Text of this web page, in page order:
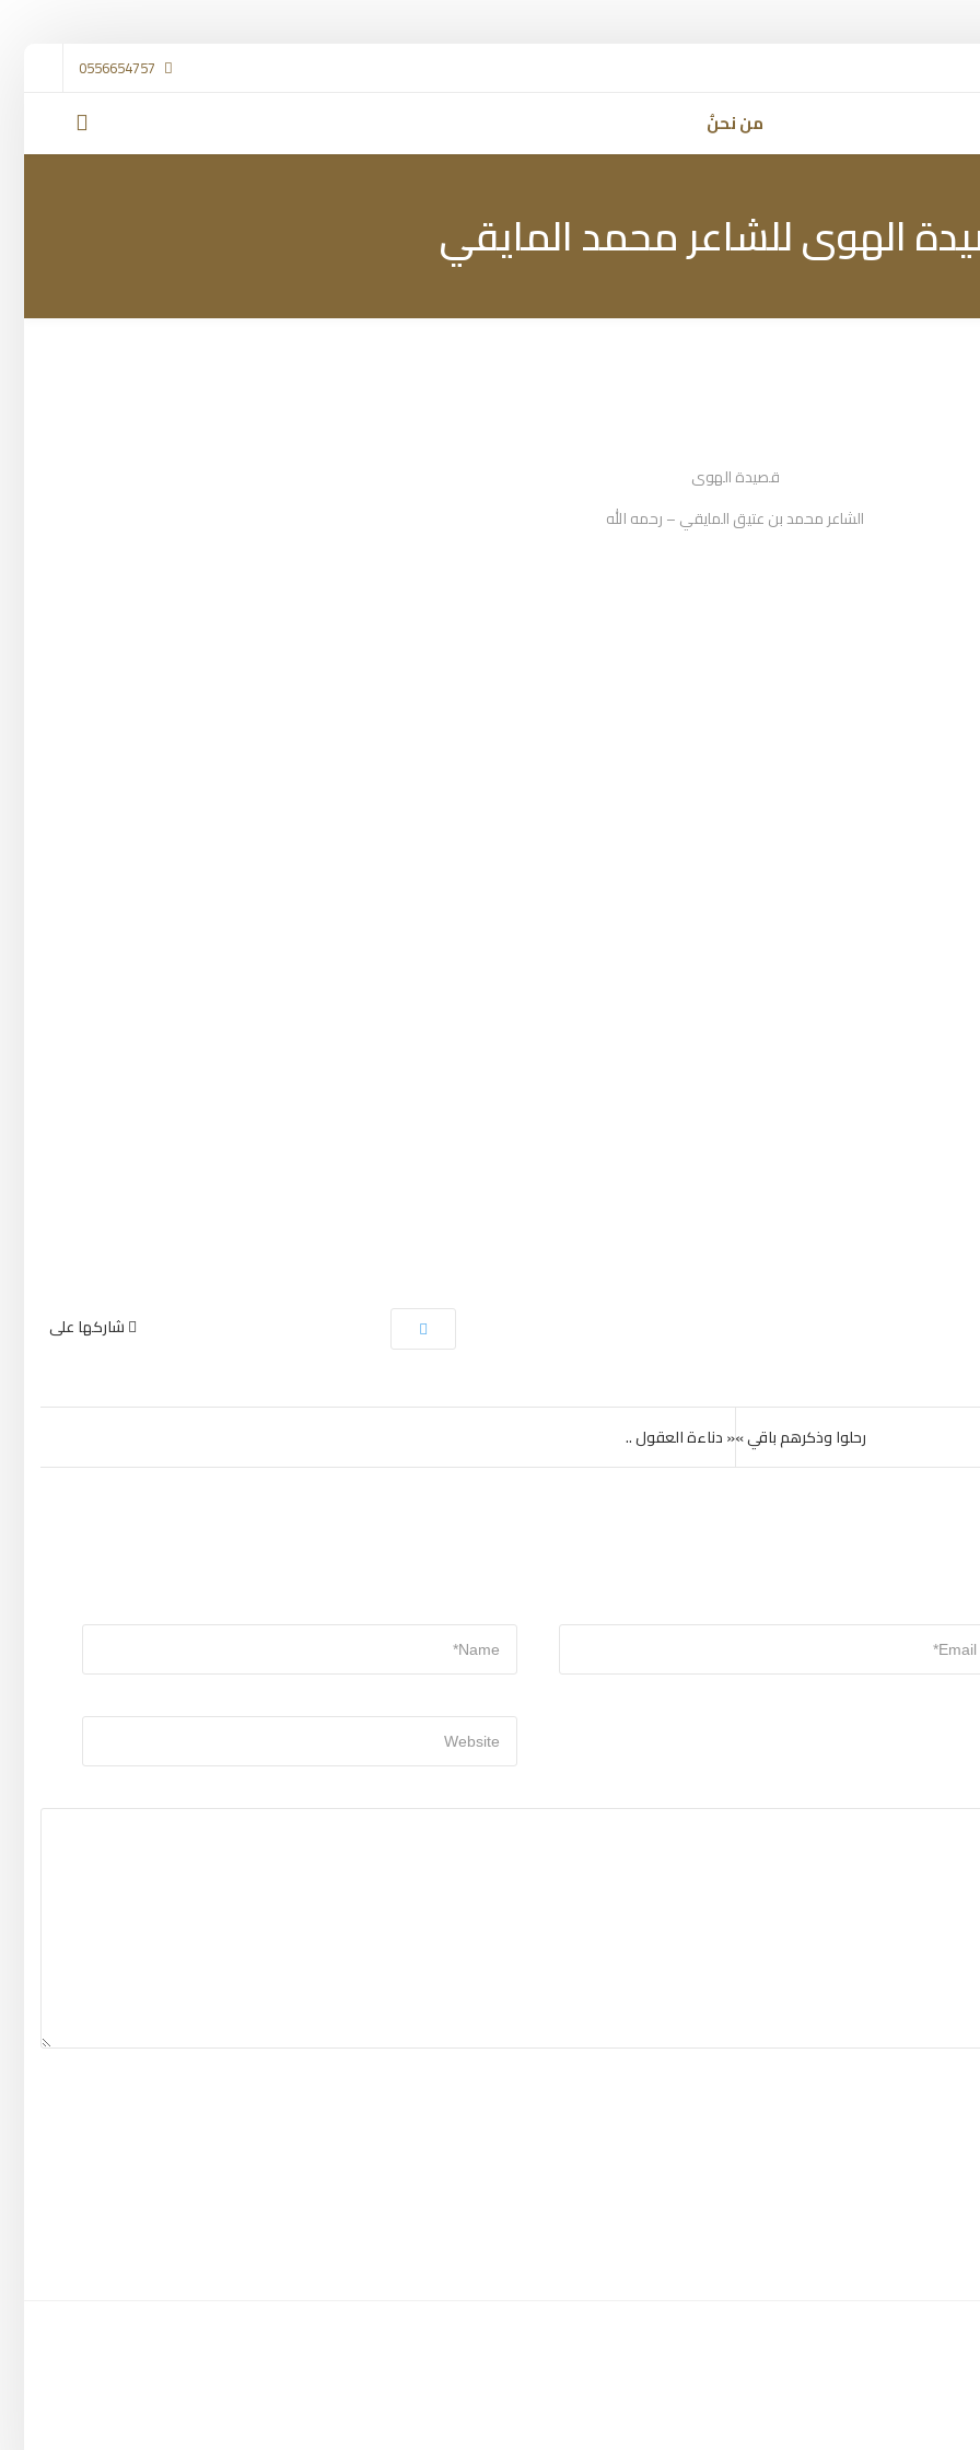
0556654757
من نحنُ
الهوى للشاعر محمد المايقي
قصيدة الهوى
الشاعر محمد بن عتيق المايقي – رحمه الله
« دناءة العقول ..رحلوا وذكرهم باقي »